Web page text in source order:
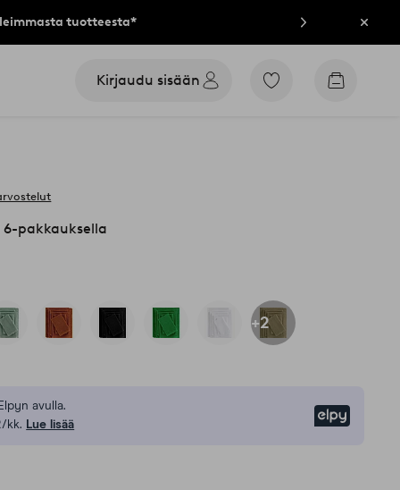
tuotteesta* Sulje
Kirjaudu sisään
Siirry
Siirry
6-pakkauksella
+2
avulla.
kk. Lue lisää